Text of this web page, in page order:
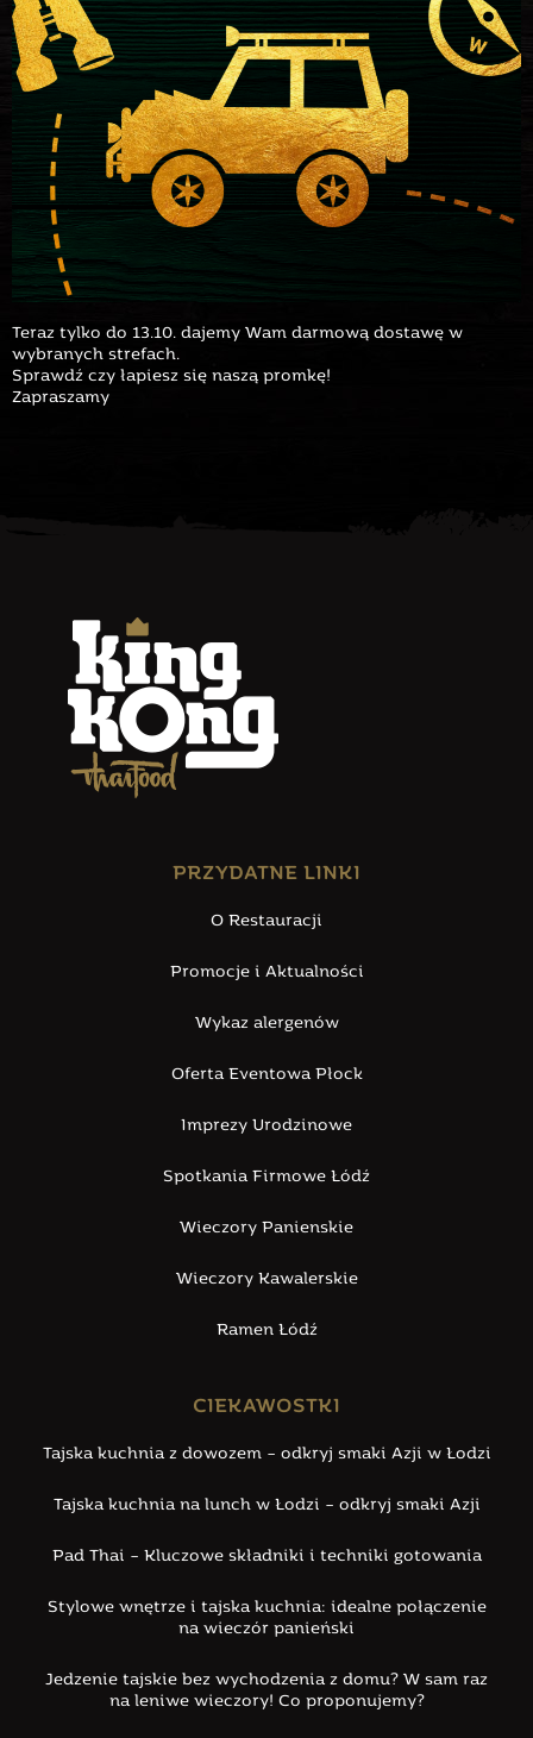
Teraz tylko do 13.10. dajemy Wam darmową dostawę w
wybranych strefach.
Sprawdź czy łapiesz się naszą promkę!
Zapraszamy
PRZYDATNE LINKI
O Restauracji
Promocje i Aktualności
Wykaz alergenów
Oferta Eventowa Płock
Imprezy Urodzinowe
Spotkania Firmowe Łódź
Wieczory Panienskie
Wieczory Kawalerskie
Ramen Łódź
CIEKAWOSTKI
Tajska kuchnia z dowozem – odkryj smaki Azji w Łodzi
Tajska kuchnia na lunch w Łodzi – odkryj smaki Azji
Pad Thai – Kluczowe składniki i techniki gotowania
Stylowe wnętrze i tajska kuchnia: idealne połączenie
na wieczór panieński
Jedzenie tajskie bez wychodzenia z domu? W sam raz
na leniwe wieczory! Co proponujemy?